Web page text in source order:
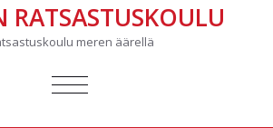
RATSASTUSKOULU
meren äärellä
AVAA/SULJE